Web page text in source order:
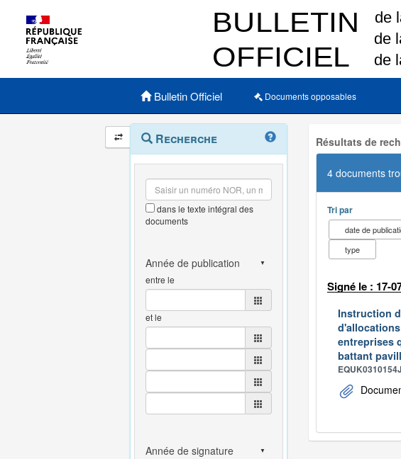
Menu principal
Bulletin Officiel Documents opposables
Navigation
et
outils
annexes
Menu
contextuel
Recherche
dans le texte intégral des
documents
entre le
et le
Résultats de
4 documents
Tri par
date de
type
Signé le : 17-
Instruction
entreprises
battant
EQUK0310154J